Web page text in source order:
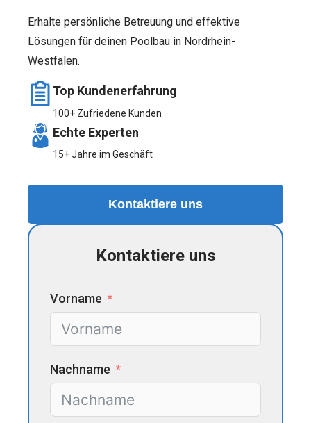
Erhalte persönliche Betreuung und effektive
Lösungen für deinen Poolbau in Nordrhein-
Westfalen.
Top Kundenerfahrung
100+ Zufriedene Kunden
Echte Experten
15+ Jahre im Geschäft
Kontaktiere uns
Kontaktiere uns
Vorname
Nachname